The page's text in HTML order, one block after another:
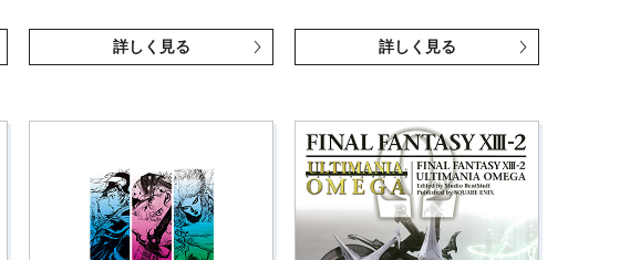
詳しく見る 詳しく見る